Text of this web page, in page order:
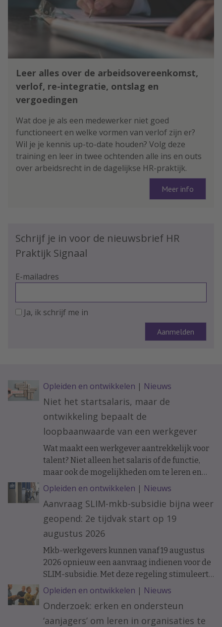
Leer alles over de arbeidsovereenkomst,
verlof, re-integratie, ontslag en
vergoedingen
Wat doe je als een medewerker niet goed
functioneert en welke vormen van verlof zijn er?
Wil je je kennis up-to-date houden? Volg deze
training en leer in twee ochtenden alle ins en outs
over arbeidsrecht in de dagelijkse HR-praktijk.
Meer info
Schrijf je in voor de nieuwsbrief HR
Praktijk Signaal
E-mailadres
Ja, ik schrijf me in
Opleiden en ontwikkelen | Nieuws
Niet het startsalaris, maar de
ontwikkeling bepaalt de
loopbaanwaarde van een werkgever
Wat maakt een werkgever aantrekkelijk voor
talent? Niet alleen het salaris of de functie,
maar ook de mogelijkheden om te leren en
ervaring op te doen. Onderzoek naar de
loopbanen van werknemers laat zien dat de
ontwikkelkansen binnen een organisatie op
langere termijn verschil kunnen maken.
Opleiden en ontwikkelen | Nieuws
Aanvraag SLIM-mkb-subsidie bijna weer
geopend: 2e tijdvak start op 19
augustus 2026
Mkb-werkgevers kunnen vanaf 19 augustus
2026 opnieuw een aanvraag indienen voor de
SLIM-subsidie. Met deze regeling stimuleert
het ministerie van Sociale Zaken en
Werkgelegenheid leren en ontwikkelen
binnen organisaties.
Opleiden en ontwikkelen | Nieuws
Onderzoek: erken en ondersteun
‘aanjagers’ om leren in organisaties te